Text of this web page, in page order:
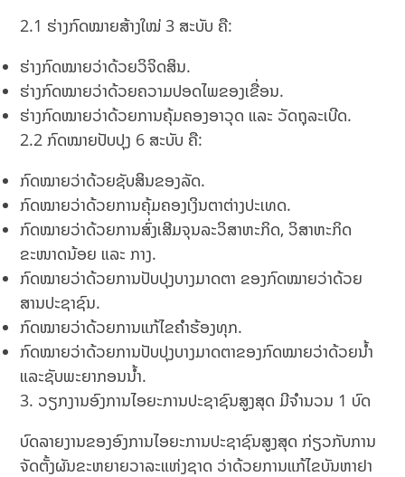
2.1 ຮ່າງກົດໝາຍສ້າງໃໝ່ 3 ສະບັບ ຄື:
ຮ່າງກົດໝາຍວ່າດ້ວຍວິຈິດສິນ.
ຮ່າງກົດໝາຍວ່າດ້ວຍຄວາມປອດໄພຂອງເຂື່ອນ.
ຮ່າງກົດໝາຍວ່າດ້ວຍການຄຸ້ມຄອງອາວຸດ ແລະ ວັດຖຸລະເບີດ.
2.2 ກົດໝາຍປັບປຸງ 6 ສະບັບ ຄື:
ກົດໝາຍວ່າດ້ວຍຊັບສິນຂອງລັດ.
ກົດໝາຍວ່າດ້ວຍການຄຸ້ມຄອງເງິນຕາຕ່າງປະເທດ.
ກົດໝາຍວ່າດ້ວຍການສົ່ງເສີມຈຸນລະວິສາຫະກິດ, ວິສາຫະກິດ
ຂະໜາດນ້ອຍ ແລະ ກາງ.
ກົດໝາຍວ່າດ້ວຍການປັບປຸງບາງມາດຕາ ຂອງກົດໝາຍວ່າດ້ວຍ
ສານປະຊາຊົນ.
ກົດໝາຍວ່າດ້ວຍການແກ້ໄຂຄໍາຮ້ອງທຸກ.
ກົດໝາຍວ່າດ້ວຍການປັບປຸງບາງມາດຕາຂອງກົດໝາຍວ່າດ້ວຍນໍ້າ
ແລະຊັບພະຍາກອນນໍ້າ.
3. ວຽກງານອົງການໄອຍະການປະຊາຊົນສູງສຸດ ມີຈໍານວນ 1 ບົດ
ບົດລາຍງານຂອງອົງການໄອຍະການປະຊາຊົນສູງສຸດ ກ່ຽວກັບການ
ຈັດຕັ້ງຜັນຂະຫຍາຍວາລະແຫ່ງຊາດ ວ່າດ້ວຍການແກ້ໄຂບັນຫາຢາ